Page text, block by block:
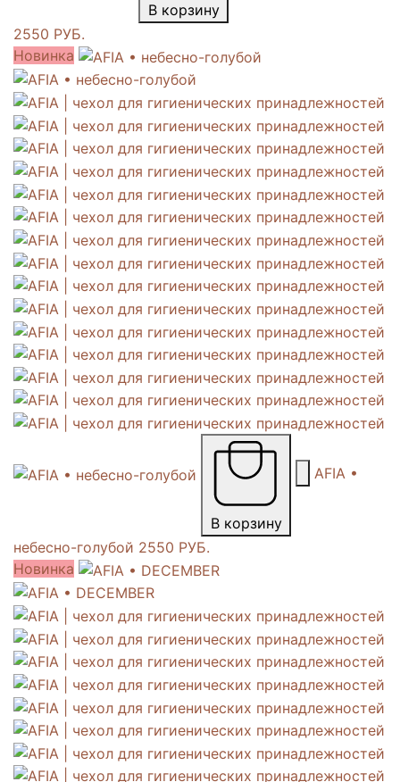
В корзину
2550 РУБ.
Новинка
В корзину
AFIA •
небесно-голубой 2550 РУБ.
Новинка